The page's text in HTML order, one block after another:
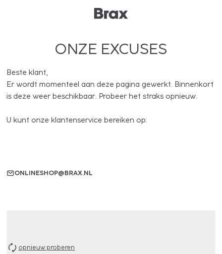
ONZE EXCUSES
Beste klant,
Er wordt momenteel aan deze pagina gewerkt. Binnenkort
is deze weer beschikbaar. Probeer het straks opnieuw.
U kunt onze klantenservice bereiken op:
ONLINESHOP@BRAX.NL
opnieuw proberen